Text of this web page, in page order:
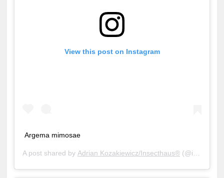
View this post on Instagram
Argema mimosae
A post shared by Adrian Kozakiewicz/Insecthaus® (@insecthaus_adi) on